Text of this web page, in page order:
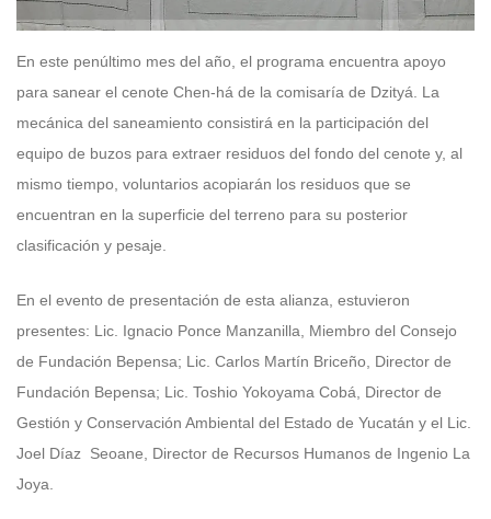
En este penúltimo mes del año, el programa encuentra apoyo
para sanear el cenote Chen-há de la comisaría de Dzityá. La
mecánica del saneamiento consistirá en la participación del
equipo de buzos para extraer residuos del fondo del cenote y, al
mismo tiempo, voluntarios acopiarán los residuos que se
encuentran en la superficie del terreno para su posterior
clasificación y pesaje.
En el evento de presentación de esta alianza, estuvieron
presentes: Lic. Ignacio Ponce Manzanilla, Miembro del Consejo
de Fundación Bepensa; Lic. Carlos Martín Briceño, Director de
Fundación Bepensa; Lic. Toshio Yokoyama Cobá, Director de
Gestión y Conservación Ambiental del Estado de Yucatán y el Lic.
Joel Díaz Seoane, Director de Recursos Humanos de Ingenio La
Joya.